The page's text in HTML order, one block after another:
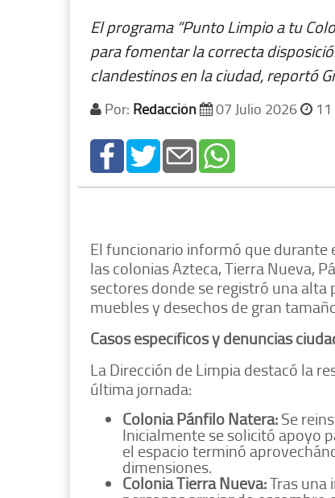
El programa “Punto Limpio a tu
para fomentar la correcta
clandestinos en la ciudad, reportó
Por: Redacción 07 Julio 2026
El funcionario informó que durante
las colonias Azteca, Tierra Nueva,
sectores donde se registró una
muebles y desechos de gran
Casos específicos y denuncias
La Dirección de Limpia destacó la
última jornada:
Colonia Pánfilo Natera:Se
Inicialmente se solicitó apoyo
el espacio terminó
dimensiones.
Colonia Tierra Nueva:Tras una